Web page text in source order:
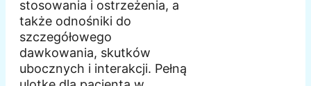
stosowania i ostrzeżenia, a
także odnośniki do
szczegółowego
dawkowania, skutków
ubocznych i interakcji. Pełną